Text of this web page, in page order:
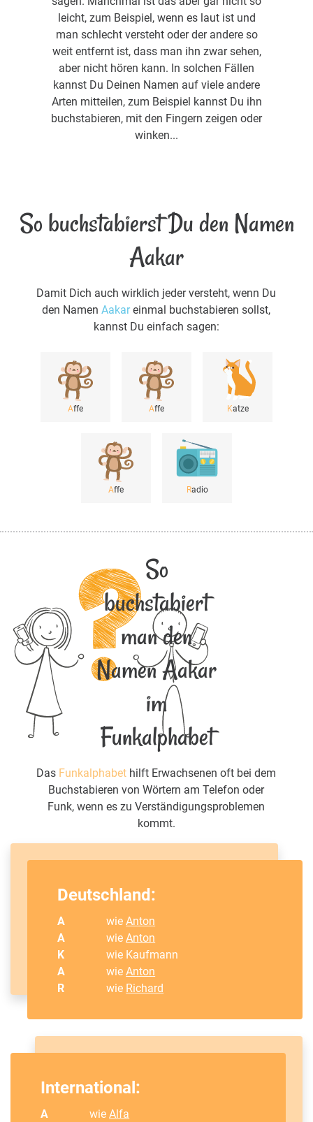
leicht, zum Beispiel, wenn es laut ist und
man schlecht versteht oder der andere so
weit entfernt ist, dass man ihn zwar sehen,
aber nicht hören kann. In solchen Fällen
kannst Du Deinen Namen auf viele andere
Arten mitteilen, zum Beispiel kannst Du ihn
buchstabieren, mit den Fingern zeigen oder
winken...
So buchstabierst Du den Namen
Aakar
Damit Dich auch wirklich jeder versteht, wenn Du
den NamenAakareinmal buchstabieren sollst,
kannst Du einfach sagen:
Affe Affe Katze
Affe Radio
So
buchstabiert
man den
Namen Aakar
im
Funkalphabet
Das Funkalphabet hilft Erwachsenen oft bei dem
Buchstabieren von Wörtern am Telefon oder
Funk, wenn es zu Verständigungsproblemen
kommt.
Deutschland:
A wieAnton
A
wieAnton
K
wie Kaufmann
A
wieAnton
R
wie Richard
International:
A wieAlfa